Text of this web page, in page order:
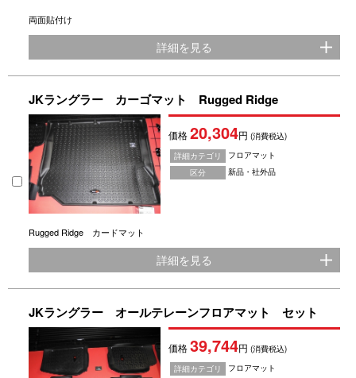
両面貼付け
詳細を見る
JKラングラー カーゴマット Rugged Ridge
価格20,304円(消費税込)
詳細カテゴリ
フロアマット
区分
新品・社外品
Rugged Ridge カードマット
詳細を見る
JKラングラー オールテレーンフロアマット セット
価格39,744円(消費税込)
詳細カテゴリ
フロアマット